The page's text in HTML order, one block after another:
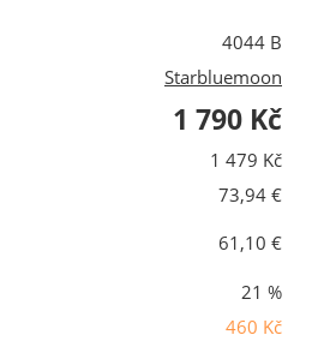
4044 B
Starbluemoon
1 790 Kč
1 479 Kč
73,94 €
61,10 €
21 %
460 Kč